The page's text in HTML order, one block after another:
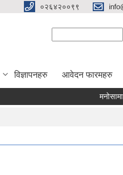
०२६४२००९९
विज्ञापनहरु आवेदन फारमहरु